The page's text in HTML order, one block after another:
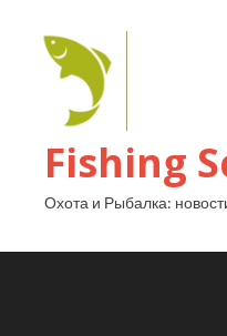
Fishing
Охота и Рыбалка: